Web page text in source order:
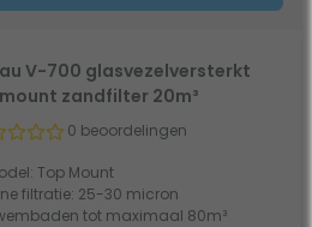
V-700 glasvezelversterkt
zandfilter 20m³
0 beoordelingen
Top Mount
filtratie: 25-30 micron
tot maximaal 80m³